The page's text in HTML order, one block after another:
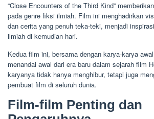
“Close Encounters of the Third Kind”
pada genre fiksi ilmiah. Film ini menghadirkan
dan cerita yang penuh teka-teki, menjadi
ilmiah di kemudian hari.
Kedua film ini, bersama dengan karya-karya
menandai awal dari era baru dalam sejarah film
karyanya tidak hanya menghibur, tetapi juga
pembuat film di seluruh dunia.
Film-film Penting dan